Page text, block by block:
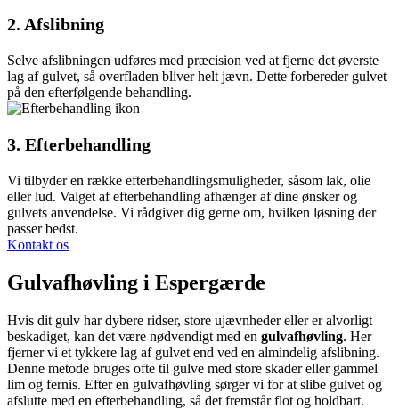
2. Afslibning
Selve afslibningen udføres med præcision ved at fjerne det øverste
lag af gulvet, så overfladen bliver helt jævn. Dette forbereder gulvet
på den efterfølgende behandling.
3. Efterbehandling
Vi tilbyder en række efterbehandlingsmuligheder, såsom lak, olie
eller lud. Valget af efterbehandling afhænger af dine ønsker og
gulvets anvendelse. Vi rådgiver dig gerne om, hvilken løsning der
passer bedst.
Kontakt os
Gulvafhøvling i Espergærde
Hvis dit gulv har dybere ridser, store ujævnheder eller er alvorligt
beskadiget, kan det være nødvendigt med en gulvafhøvling. Her
fjerner vi et tykkere lag af gulvet end ved en almindelig afslibning.
Denne metode bruges ofte til gulve med store skader eller gammel
lim og fernis. Efter en gulvafhøvling sørger vi for at slibe gulvet og
afslutte med en efterbehandling, så det fremstår flot og holdbart.